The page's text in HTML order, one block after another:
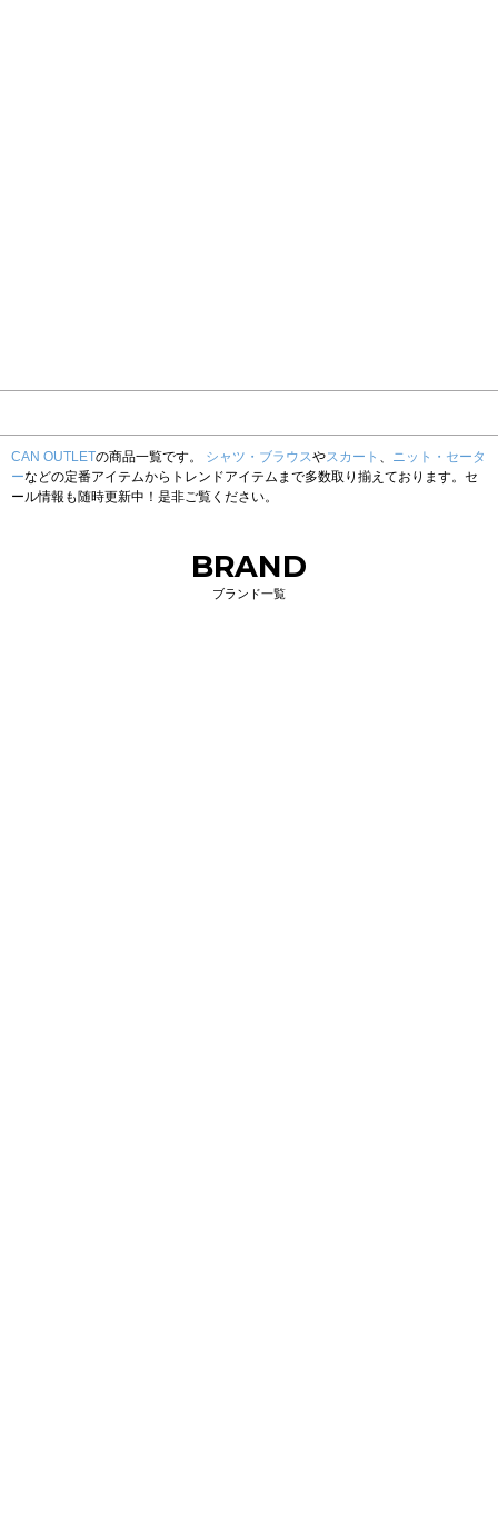
CAN OUTLETの商品一覧です。 シャツ・ブラウスやスカート 、 ニット・セータ
ーなどの定番アイテムからトレンドアイテムまで多数取り揃えております。セ
ール情報も随時更新中！是非ご覧ください。
BRAND
ブランド一覧